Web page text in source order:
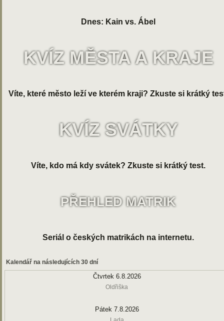
Dnes: Kain vs. Ábel
KVÍZ MĚSTA A KRAJE
Víte, které město leží ve kterém kraji? Zkuste si krátký
KVÍZ SVÁTKY
Víte, kdo má kdy svátek? Zkuste si krátký test.
PŘEHLED MATRIK
Seriál o českých matrikách na internetu.
Kalendář na následujících 30 dní
Čtvrtek 6.8.2026
Oldřiška
Pátek 7.8.2026